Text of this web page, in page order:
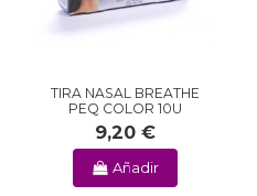
TIRA NASAL BREATHE
PEQ COLOR 10U
9,20 €
Añadir